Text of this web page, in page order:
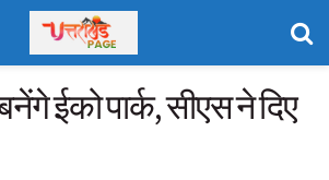
ईको पार्क, सीएस ने दिए